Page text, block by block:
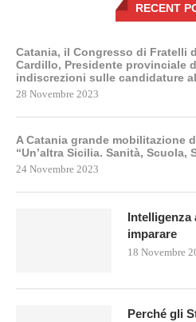
RECENT
Catania, il Congresso di Fratelli
Cardillo, Presidente provinciale
indiscrezioni sulle candidature
28 Novembre 2023
A Catania grande mobilitazione
“Un’altra Sicilia. Sanità, Scuola,
24 Novembre 2023
Intelligenza
imparare
18 Novembre
Perché gli